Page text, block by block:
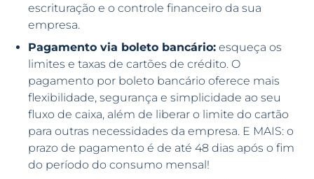
escrituração e o controle financeiro da sua
empresa.
Pagamento via boleto bancário: esqueça os
limites e taxas de cartões de crédito. O
pagamento por boleto bancário oferece mais
flexibilidade, segurança e simplicidade ao seu
fluxo de caixa, além de liberar o limite do cartão
para outras necessidades da empresa. E MAIS: o
prazo de pagamento é de até 48 dias após o fim
do período do consumo mensal!